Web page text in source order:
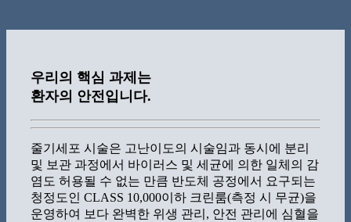
우리의 핵심 과제는
환자의 안전 입니다.
줄기세포 시술은 고난이도의 시술임과 동시에 분리
및 보관 과정에서 바이러스 및 세균에 의한 일체의 감
염도 허용될 수 없는 만큼 반도체 공정에서 요구되는
청정도인 CLASS 10,000이하 크린룸(측정 시 무균)을
운영하여 보다 완벽한 위생 관리, 안전 관리에 심혈을